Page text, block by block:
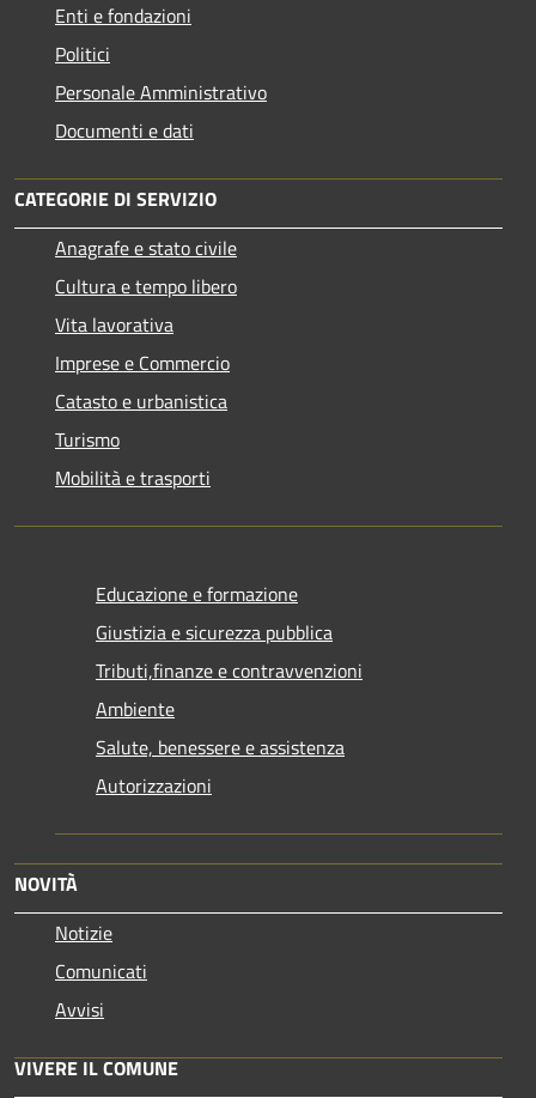
Enti e fondazioni
Politici
Personale Amministrativo
Documenti e dati
CATEGORIE DI SERVIZIO
Anagrafe e stato civile
Cultura e tempo libero
Vita lavorativa
Imprese e Commercio
Catasto e urbanistica
Turismo
Mobilità e trasporti
Educazione e formazione
Giustizia e sicurezza pubblica
Tributi,finanze e contravvenzioni
Ambiente
Salute, benessere e assistenza
Autorizzazioni
NOVITÀ
Notizie
Comunicati
Avvisi
VIVERE IL COMUNE